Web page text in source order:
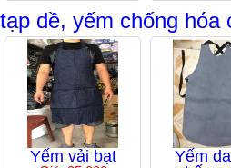
tạp dề, yếm chống hóa
Yếm vải bạt
Yếm